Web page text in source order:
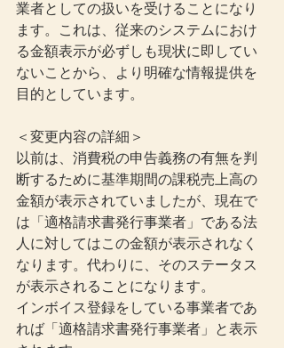
業者としての扱いを受けることになり
ます。これは、従来のシステムにおけ
る金額表示が必ずしも現状に即してい
ないことから、より明確な情報提供を
目的としています。
＜変更内容の詳細＞
以前は、消費税の申告義務の有無を判
断するために基準期間の課税売上高の
金額が表示されていましたが、現在で
は「適格請求書発行事業者」である法
人に対してはこの金額が表示されなく
なります。代わりに、そのステータス
が表示されることになります。
インボイス登録をしている事業者であ
れば「適格請求書発行事業者」と表示